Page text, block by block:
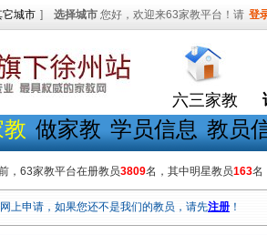
它城市 ] 选择城市 您好，欢迎来63家教平台！请 登
六三家教
做家教 学员信息 教员
，63家教平台在册教员3809名，其中明星教员163名
上申请，如果您还不是我们的教员，请先注册 ！